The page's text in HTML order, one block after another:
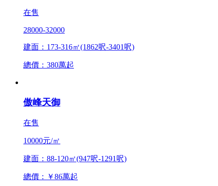
在售
28000-32000
建面：173-316㎡(1862呎-3401呎)
總價：380萬起
傲峰天御
在售
10000元/㎡
建面：88-120㎡(947呎-1291呎)
總價：￥86萬起